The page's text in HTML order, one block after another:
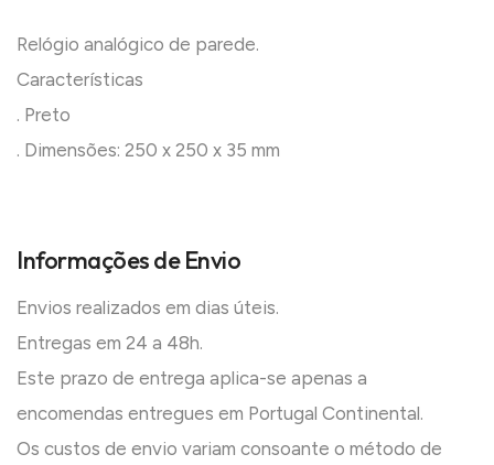
Relógio analógico de parede.
Características
. Preto
. Dimensões: 250 x 250 x 35 mm
Informações de Envio
Envios realizados em dias úteis.
Entregas em 24 a 48h.
Este prazo de entrega aplica-se apenas a
encomendas entregues em Portugal Continental.
Os custos de envio variam consoante o método de